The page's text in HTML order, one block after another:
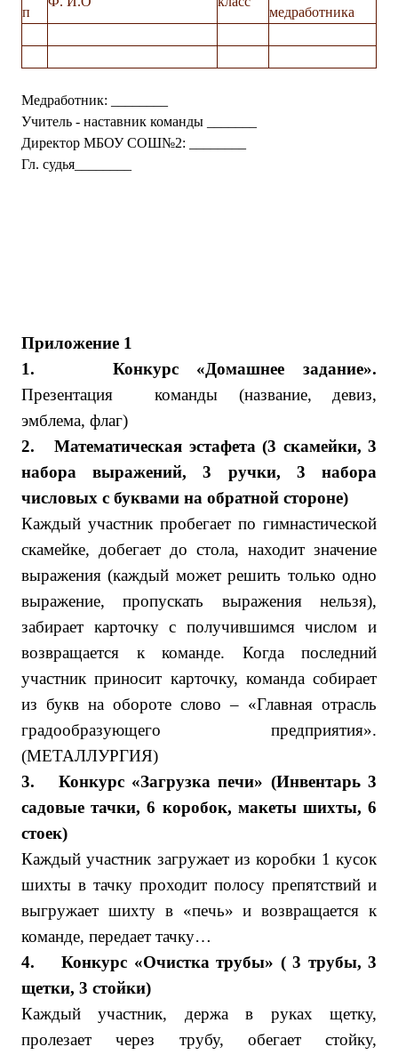
п
медработника
Медработник: ________
Учитель - наставник команды _______
Директор МБОУ СОШ№2: ________
Гл. судья________
Приложение 1
1.
Конкурс «Домашнее задание».
Презентация команды (название, девиз,
эмблема, флаг)
2.
Математическая эстафета (3 скамейки, 3
набора выражений, 3 ручки, 3 набора
числовых с буквами на обратной стороне)
Каждый участник пробегает по гимнастической
скамейке, добегает до стола, находит значение
выражения (каждый может решить только одно
выражение, пропускать выражения нельзя),
забирает карточку с получившимся числом и
возвращается к команде. Когда последний
участник приносит карточку, команда собирает
из букв на обороте слово – «Главная отрасль
градообразующего предприятия».
(МЕТАЛЛУРГИЯ)
3.
Конкурс «Загрузка печи» (Инвентарь 3
садовые тачки, 6 коробок, макеты шихты, 6
стоек)
Каждый участник загружает из коробки 1 кусок
шихты в тачку проходит полосу препятствий и
выгружает шихту в «печь» и возвращается к
команде, передает тачку…
4.
Конкурс «Очистка трубы» ( 3 трубы, 3
щетки, 3 стойки)
Каждый участник, держа в руках щетку,
пролезает через трубу, обегает стойку,